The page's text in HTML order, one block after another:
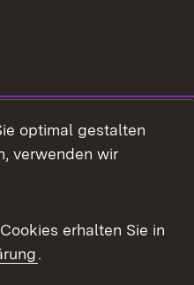
optimal gestalten
verwenden wir
erhalten Sie in
.